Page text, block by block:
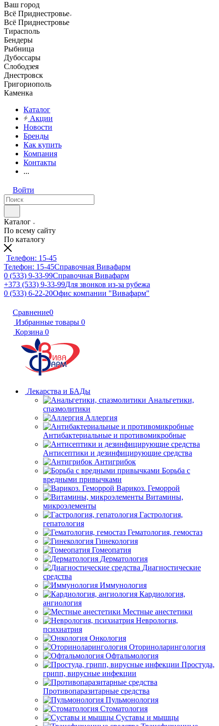
Ваш город
Всё Приднестровье
Всё Приднестровье
Тирасполь
Бендеры
Рыбница
Дубоссары
Слободзея
Днестровск
Григориополь
Каменка
Каталог
Акции
Новости
Бренды
Как купить
Компания
Контакты
...
Войти
Каталог
По всему сайту
По каталогу
Телефон: 15-45
Телефон: 15-45Справочная Вивафарм
0 (533) 9-33-99Справочная Вивафарм
+373 (533) 9-33-99Для звонков из-за рубежа
0 (533) 6-22-20Офис компании "Вивафарм"
Сравнение0
Избранные товары 0
Корзина 0
Лекарства и БАДы
Анальгетики,
спазмолитики
Аллергия
Антибактериальные и противомикробные
Антисептики и дезинфицирующие средства
Антигрибок
Борьба с
вредными привычками
Варикоз. Геморрой
Витамины,
микроэлементы
Гастрология,
гепатология
Гематология, гемостаз
Гинекология
Гомеопатия
Дерматология
Диагностические
средства
Иммунология
Кардиология,
ангиология
Местные анестетики
Неврология,
психиатрия
Онкология
Оториноларингология
Офтальмология
Простуда,
грипп, вирусные инфекции
Противопаразитарные средства
Пульмонология
Стоматология
Суставы и мышцы